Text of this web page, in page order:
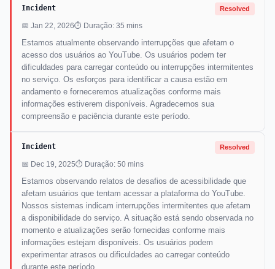
Incident Resolved
📅 Jan 22, 2026⏱ Duração: 35 mins
Estamos atualmente observando interrupções que afetam o
acesso dos usuários ao YouTube. Os usuários podem ter
dificuldades para carregar conteúdo ou interrupções intermitentes
no serviço. Os esforços para identificar a causa estão em
andamento e forneceremos atualizações conforme mais
informações estiverem disponíveis. Agradecemos sua
compreensão e paciência durante este período.
Incident Resolved
📅 Dec 19, 2025⏱ Duração: 50 mins
Estamos observando relatos de desafios de acessibilidade que
afetam usuários que tentam acessar a plataforma do YouTube.
Nossos sistemas indicam interrupções intermitentes que afetam
a disponibilidade do serviço. A situação está sendo observada no
momento e atualizações serão fornecidas conforme mais
informações estejam disponíveis. Os usuários podem
experimentar atrasos ou dificuldades ao carregar conteúdo
durante este período.